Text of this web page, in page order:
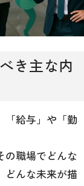
き主な内
「給与」や「勤
の職場でどんな
どんな未来が描